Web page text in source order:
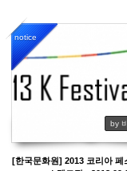
notice
by
[한국문화원] 2013 코리아 페